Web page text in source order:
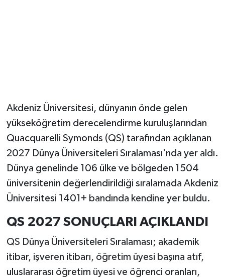
Akdeniz Üniversitesi, dünyanın önde gelen
yükseköğretim derecelendirme kuruluşlarından
Quacquarelli Symonds (QS) tarafından açıklanan
2027 Dünya Üniversiteleri Sıralaması'nda yer aldı.
Dünya genelinde 106 ülke ve bölgeden 1504
üniversitenin değerlendirildiği sıralamada Akdeniz
Üniversitesi 1401+ bandında kendine yer buldu.
QS 2027 SONUÇLARI AÇIKLANDI
QS Dünya Üniversiteleri Sıralaması; akademik
itibar, işveren itibarı, öğretim üyesi başına atıf,
uluslararası öğretim üyesi ve öğrenci oranları,